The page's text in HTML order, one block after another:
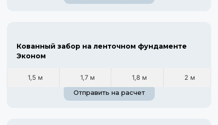
Кованный забор на ленточном фундаменте
Эконом
1,5 м 1,7 м 1,8 м
2 м
Отправить на расчет